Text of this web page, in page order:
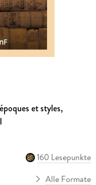
et styles,
160 Lesepunkte
Alle Formate